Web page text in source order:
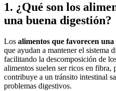
1. ¿Qué son los
una buena digestión?
Los alimentos que favorecen
que ayudan a mantener el sistema
facilitando la descomposición de
alimentos suelen ser ricos en
contribuye a un tránsito intestinal
problemas digestivos.